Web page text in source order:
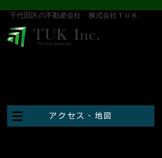
​千代田区の不動産会社 株式会社ＴＵＫ
アクセス・地図